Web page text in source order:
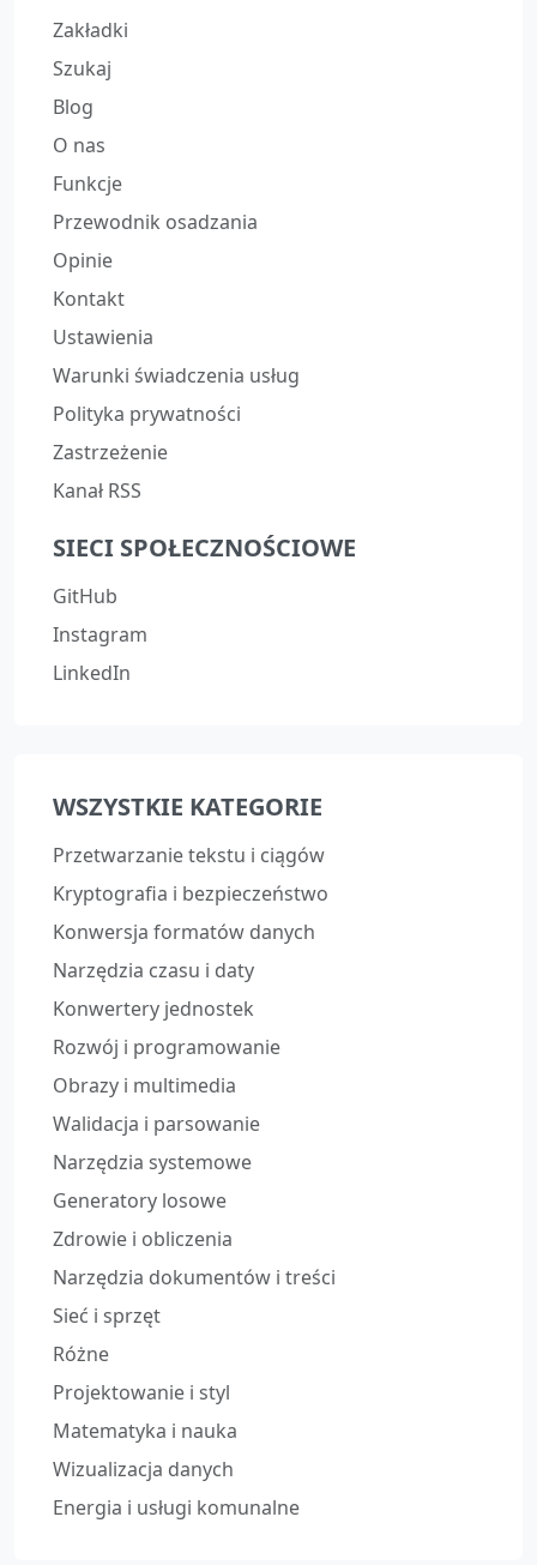
Zakładki
Szukaj
Blog
O nas
Funkcje
Przewodnik osadzania
Opinie
Kontakt
Ustawienia
Warunki świadczenia usług
Polityka prywatności
Zastrzeżenie
Kanał RSS
SIECI SPOŁECZNOŚCIOWE
GitHub
Instagram
LinkedIn
WSZYSTKIE KATEGORIE
Przetwarzanie tekstu i ciągów
Kryptografia i bezpieczeństwo
Konwersja formatów danych
Narzędzia czasu i daty
Konwertery jednostek
Rozwój i programowanie
Obrazy i multimedia
Walidacja i parsowanie
Narzędzia systemowe
Generatory losowe
Zdrowie i obliczenia
Narzędzia dokumentów i treści
Sieć i sprzęt
Różne
Projektowanie i styl
Matematyka i nauka
Wizualizacja danych
Energia i usługi komunalne